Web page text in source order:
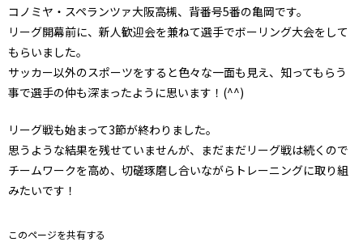
コノミヤ・スペランツァ大阪高槻、背番号5番の亀岡です。
リーグ開幕前に、新人歓迎会を兼ねて選手でボーリング大会をして
もらいました。
サッカー以外のスポーツをすると色々な一面も見え、知ってもらう
事で選手の仲も深まったように思います！(^^)
リーグ戦も始まって3節が終わりました。
思うような結果を残せていませんが、まだまだリーグ戦は続くので
チームワークを高め、切磋琢磨し合いながらトレーニングに取り組
みたいです！
このページを共有する